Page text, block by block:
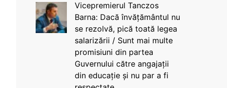
Vicepremierul Tanczos
Barna: Dacă învățământul nu
se rezolvă, pică toată legea
salarizării / Sunt mai multe
promisiuni din partea
Guvernului către angajații
din educație și nu par a fi